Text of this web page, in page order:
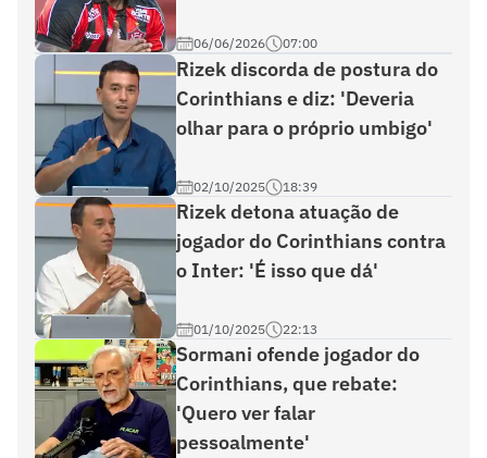
06/06/2026 07:00
Rizek discorda de postura do
Corinthians e diz: 'Deveria
olhar para o próprio umbigo'
02/10/2025 18:39
Rizek detona atuação de
jogador do Corinthians contra
o Inter: 'É isso que dá'
01/10/2025 22:13
Sormani ofende jogador do
Corinthians, que rebate:
'Quero ver falar
pessoalmente'